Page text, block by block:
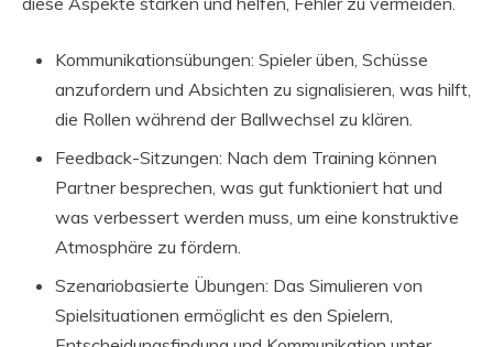
Kommunikationsübungen: Spieler üben, Schüsse
anzufordern und Absichten zu signalisieren, was hilft,
die Rollen während der Ballwechsel zu klären.
Feedback-Sitzungen: Nach dem Training können
Partner besprechen, was gut funktioniert hat und
was verbessert werden muss, um eine konstruktive
Atmosphäre zu fördern.
Szenariobasierte Übungen: Das Simulieren von
Spielsituationen ermöglicht es den Spielern,